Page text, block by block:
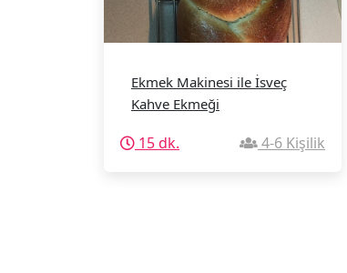
Ekmek Makinesi ile İsveç
Kahve Ekmeği
15 dk. 4-6 Kişilik